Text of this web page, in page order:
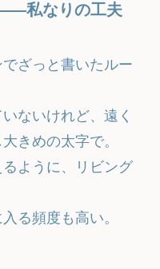
私なりの工夫
ざっと書いたルー
ないけれど、遠く
きめの太字で。
ように、リビング
る頻度も高い。